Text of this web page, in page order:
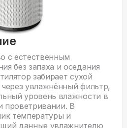
с естественным
без запаха и оседания
забирает сухой
увлажнённый фильтр,
уровень влажности в
В
температуры и
данные увлажнителю